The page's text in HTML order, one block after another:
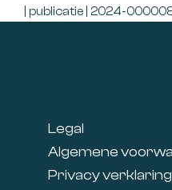
| publicatie | 2024-
Legal
Algemene
Privacy verklaring